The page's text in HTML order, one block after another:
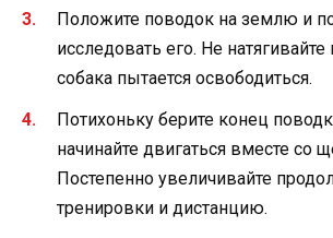
Положите поводок на землю и
исследовать его. Не
собака пытается освободиться.
Потихоньку берите конец
начинайте двигаться вместе со
Постепенно увеличивайте
тренировки и дистанцию.